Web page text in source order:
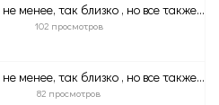
менее, так близко , но все также...
102 просмотров
менее, так близко , но все также...
82 просмотров